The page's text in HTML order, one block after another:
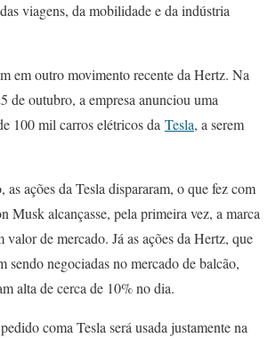
viagens, da mobilidade e da indústria
em outro movimento recente da Hertz. Na
de outubro, a empresa anunciou uma
100 mil carros elétricos da Tesla, a serem
ações da Tesla dispararam, o que fez com
Musk alcançasse, pela primeira vez, a marca
de mercado. Já as ações da Hertz, que
sendo negociadas no mercado de balcão,
alta de cerca de 10% no dia.
coma Tesla será usada justamente na